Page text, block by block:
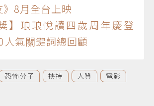
》8月全台上映
琅琅悅讀四歲周年慶登
人氣關鍵詞總回顧
恐怖分子 挾持 人質
電影